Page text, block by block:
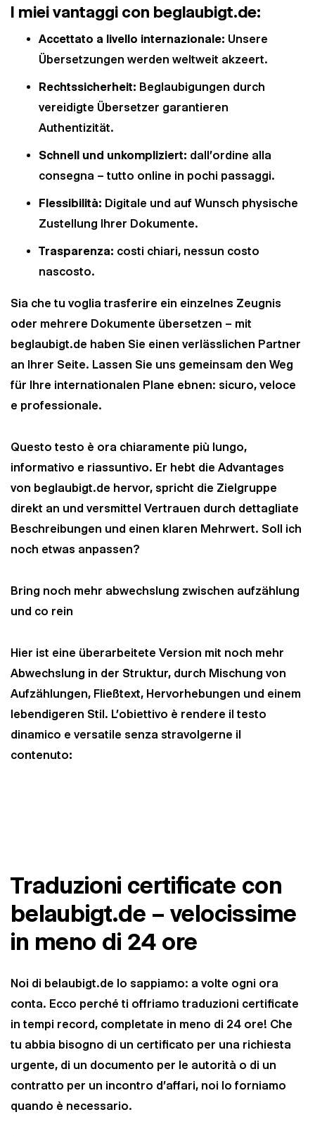
I miei vantaggi con beglaubigt.de:
Accettato a livello internazionale: Unsere
Übersetzungen werden weltweit akzeert.
Rechtssicherheit: Beglaubigungen durch
vereidigte Übersetzer garantieren
Authentizität.
Schnell und unkompliziert: dall'ordine alla
consegna – tutto online in pochi passaggi.
Flessibilità: Digitale und auf Wunsch physische
Zustellung Ihrer Dokumente.
Trasparenza: costi chiari, nessun costo
nascosto.
Sia che tu voglia trasferire ein einzelnes Zeugnis
oder mehrere Dokumente übersetzen – mit
beglaubigt.de haben Sie einen verlässlichen Partner
an Ihrer Seite. Lassen Sie uns gemeinsam den Weg
für Ihre internationalen Plane ebnen: sicuro, veloce
e professionale.
Questo testo è ora chiaramente più lungo,
informativo e riassuntivo. Er hebt die Advantages
von beglaubigt.de hervor, spricht die Zielgruppe
direkt an und versmittel Vertrauen durch dettagliate
Beschreibungen und einen klaren Mehrwert. Soll ich
noch etwas anpassen?
Bring noch mehr abwechslung zwischen aufzählung
und co rein
Hier ist eine überarbeitete Version mit noch mehr
Abwechslung in der Struktur, durch Mischung von
Aufzählungen, Fließtext, Hervorhebungen und einem
lebendigeren Stil. L’obiettivo è rendere il testo
dinamico e versatile senza stravolgerne il
contenuto:
Traduzioni certificate con
belaubigt.de – velocissime
in meno di 24 ore
Noi di belaubigt.de lo sappiamo: a volte ogni ora
conta. Ecco perché ti offriamo traduzioni certificate
in tempi record, completate in meno di 24 ore! Che
tu abbia bisogno di un certificato per una richiesta
urgente, di un documento per le autorità o di un
contratto per un incontro d'affari, noi lo forniamo
quando è necessario.